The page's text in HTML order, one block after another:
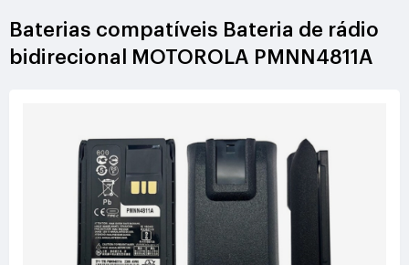
Baterias compatíveis Bateria de rádio
bidirecional MOTOROLA PMNN4811A